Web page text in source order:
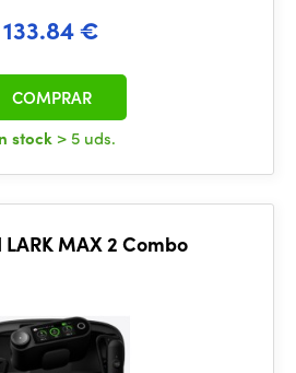
133.84 €
stock > 5 uds.
COMPRAR
MAX 2 Combo